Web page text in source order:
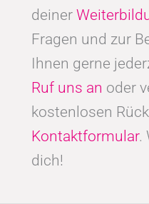
deiner
Fragen und zur
Ihnen gerne
Ruf uns an oder
kostenlosen
Kontaktformular.
dich!